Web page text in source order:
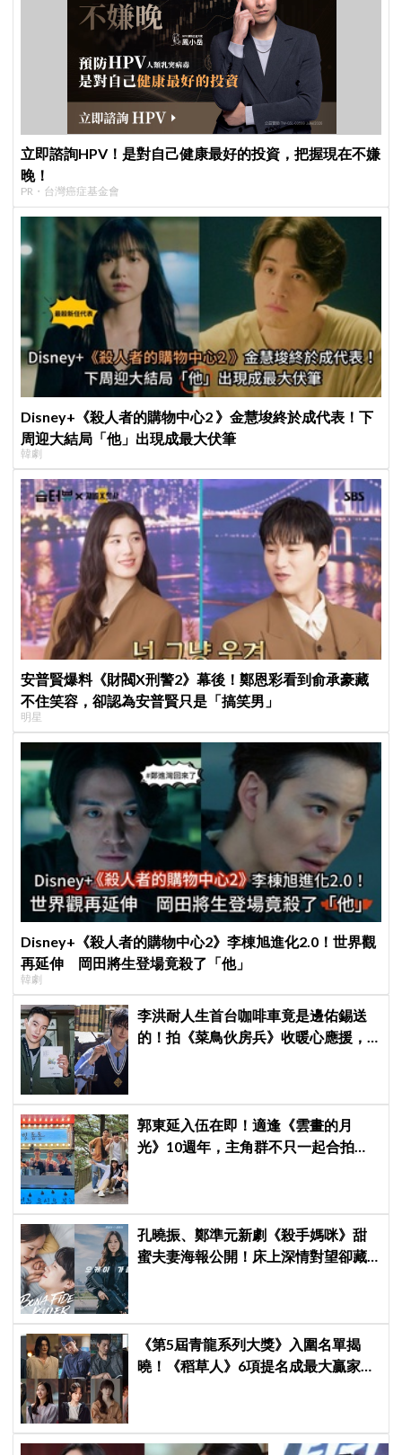
立即諮詢HPV！是對自己健康最好的投資，把握現在不嫌
晚！
PR・台灣癌症基金會
Disney+《殺人者的購物中心2 》金慧埈終於成代表！下
周迎大結局「他」出現成最大伏筆
韓劇
安普賢爆料《財閥X刑警2》幕後！鄭恩彩看到俞承豪藏
不住笑容，卻認為安普賢只是「搞笑男」
明星
Disney+《殺人者的購物中心2》李棟旭進化2.0！世界觀
再延伸 岡田將生登場竟殺了「他」
韓劇
李洪耐人生首台咖啡車竟是邊佑錫送
的！拍《菜鳥伙房兵》收暖心應援，
郭東延入伍在即！適逢《雲畫的月
光》10週年，主角群不只一起合拍畫
孔曉振、鄭準元新劇《殺手媽咪》甜
蜜夫妻海報公開！床上深情對望卻藏
《第5屆青龍系列大獎》入圍名單揭
曉！《稻草人》6項提名成最大贏家，